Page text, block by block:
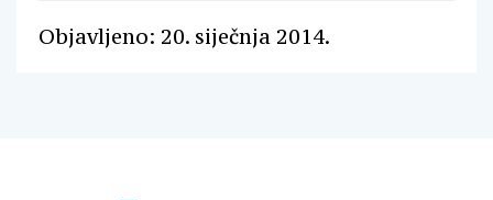
Objavljeno: 20. siječnja 2014.